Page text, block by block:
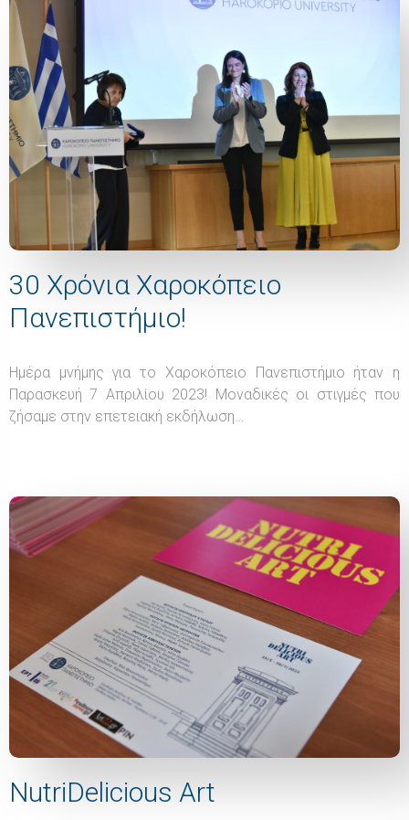
30 Χρόνια Χαροκόπειο
Πανεπιστήμιο!
Ημέρα μνήμης για το Χαροκόπειο Πανεπιστήμιο ήταν η
Παρασκευή 7 Απριλίου 2023! Μοναδικές οι στιγμές που
ζήσαμε στην επετειακή εκδήλωση…
NutriDelicious Art